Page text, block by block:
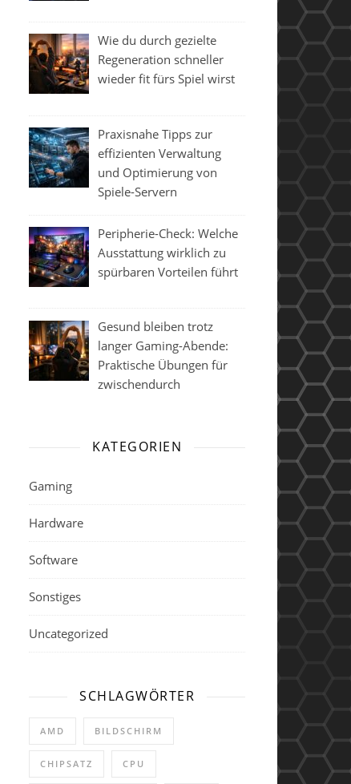
Wie du durch gezielte
Regeneration schneller
wieder fit fürs Spiel wirst
Praxisnahe Tipps zur
effizienten Verwaltung
und Optimierung von
Spiele-Servern
Peripherie-Check: Welche
Ausstattung wirklich zu
spürbaren Vorteilen führt
Gesund bleiben trotz
langer Gaming-Abende:
Praktische Übungen für
zwischendurch
KATEGORIEN
Gaming
Hardware
Software
Sonstiges
Uncategorized
SCHLAGWÖRTER
AMD BILDSCHIRM
CHIPSATZ CPU